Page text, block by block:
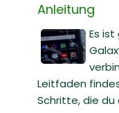
Anleitung
Es
Leitfaden
Schritte, die